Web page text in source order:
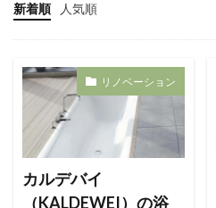
新着順 人気順
リノベーション
カルデバイ
（KALDEWEI）の浴
レビュー
リノベーションの基本
マニュアル
ダイエット
キッチン
訪問記